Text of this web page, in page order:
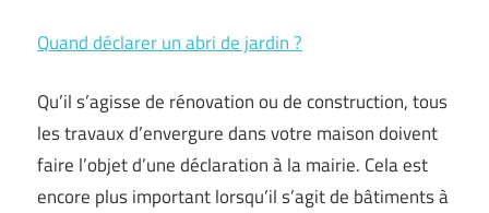
Quand déclarer un abri de jardin ?
Qu’il s’agisse de rénovation ou de construction, tous
les travaux d’envergure dans votre maison doivent
faire l’objet d’une déclaration à la mairie. Cela est
encore plus important lorsqu’il s’agit de bâtiments à